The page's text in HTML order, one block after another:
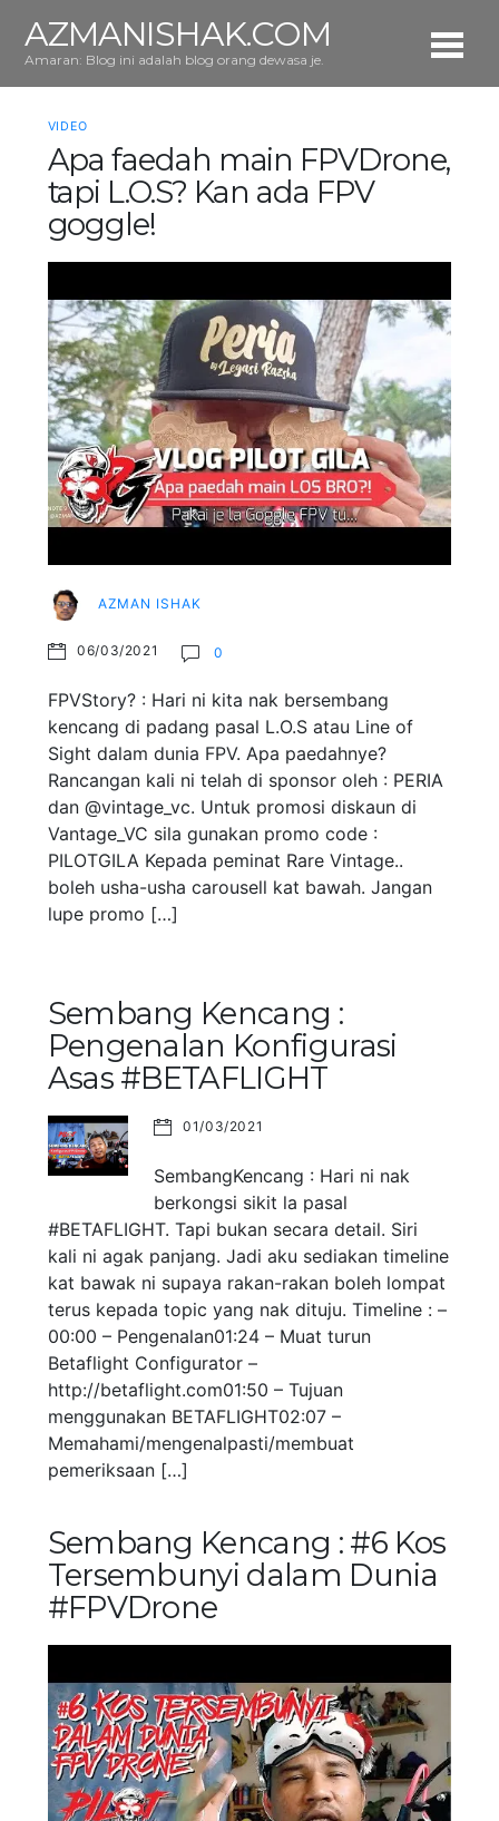
AZMANISHAK.COM
Amaran: Blog ini adalah blog orang dewasa je.
VIDEO
Apa faedah main FPVDrone,
tapi L.O.S? Kan ada FPV
goggle!
AZMAN ISHAK
06/03/2021 0
FPVStory? : Hari ni kita nak bersembang
kencang di padang pasal L.O.S atau Line of
Sight dalam dunia FPV. Apa paedahnye?
Rancangan kali ni telah di sponsor oleh : PERIA
dan @vintage_vc. Untuk promosi diskaun di
Vantage_VC sila gunakan promo code :
PILOTGILA Kepada peminat Rare Vintage..
boleh usha-usha carousell kat bawah. Jangan
lupe promo […]
Sembang Kencang :
Pengenalan Konfigurasi
Asas #BETAFLIGHT
01/03/2021
SembangKencang : Hari ni nak
berkongsi sikit la pasal
#BETAFLIGHT. Tapi bukan secara detail. Siri
kali ni agak panjang. Jadi aku sediakan timeline
kat bawak ni supaya rakan-rakan boleh lompat
terus kepada topic yang nak dituju. Timeline : –
00:00 – Pengenalan01:24 – Muat turun
Betaflight Configurator –
http://betaflight.com01:50 – Tujuan
menggunakan BETAFLIGHT02:07 –
Memahami/mengenalpasti/membuat
pemeriksaan […]
Sembang Kencang : #6 Kos
Tersembunyi dalam Dunia
#FPVDrone